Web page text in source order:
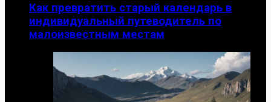
Как превратить старый календарь в
индивидуальный путеводитель по
малоизвестным местам